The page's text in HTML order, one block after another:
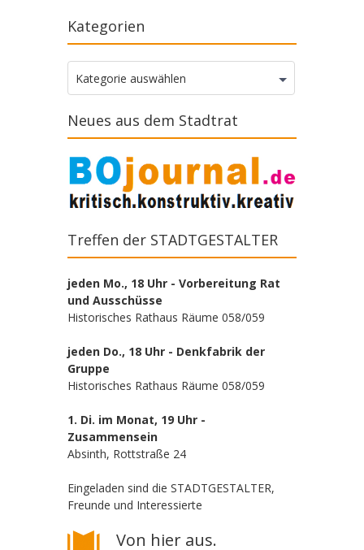
Kategorien
Kategorien
Kategorie auswählen
Neues aus dem Stadtrat
Treffen der STADTGESTALTER
jeden Mo., 18 Uhr - Vorbereitung Rat
und Ausschüsse
Historisches Rathaus Räume 058/059
jeden Do., 18 Uhr - Denkfabrik der
Gruppe
Historisches Rathaus Räume 058/059
1. Di. im Monat, 19 Uhr -
Zusammensein
Absinth, Rottstraße 24
Eingeladen sind die STADTGESTALTER,
Freunde und Interessierte
Von hier aus.